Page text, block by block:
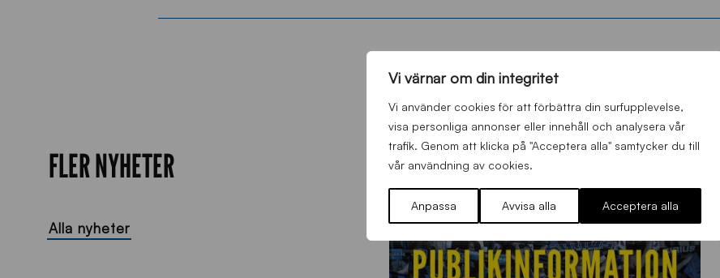
Vi värnar om din integritet
Vi använder cookies för att förbättra din surfupplevelse,
visa personliga annonser eller innehåll och analysera vår
trafik. Genom att klicka på "Acceptera alla" samtycker du till
vår användning av cookies.
Anpassa Avvisa alla Acceptera alla
FLER NYHETER
Alla nyheter